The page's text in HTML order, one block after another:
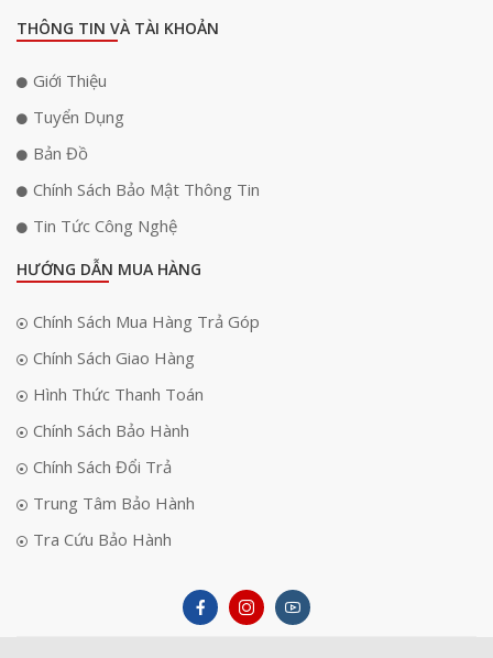
THÔNG TIN VÀ TÀI KHOẢN
Giới Thiệu
Tuyển Dụng
Bản Đồ
Chính Sách Bảo Mật Thông Tin
Tin Tức Công Nghệ
HƯỚNG DẪN MUA HÀNG
Chính Sách Mua Hàng Trả Góp
Chính Sách Giao Hàng
Hình Thức Thanh Toán
Chính Sách Bảo Hành
Chính Sách Đổi Trả
Trung Tâm Bảo Hành
Tra Cứu Bảo Hành